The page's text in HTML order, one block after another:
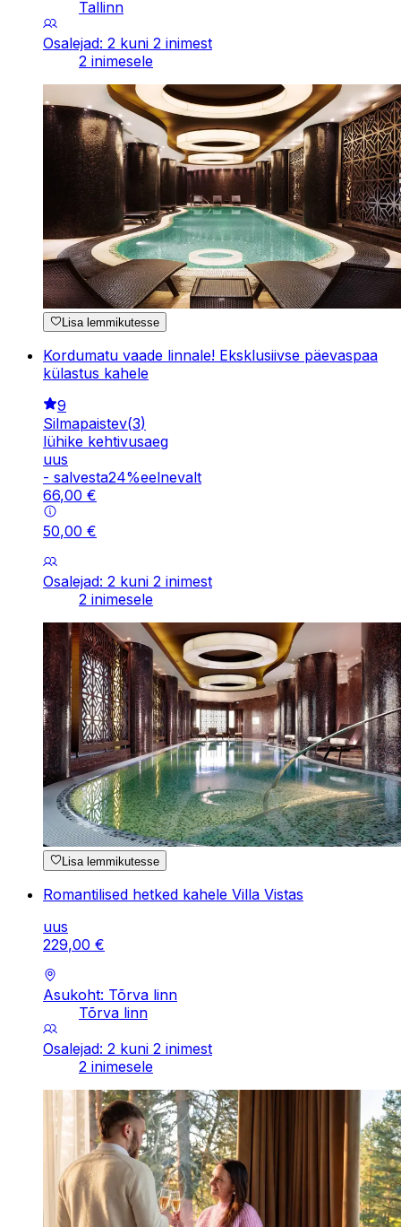
Tallinn
Osalejad: 2 kuni 2 inimest
2 inimesele
Lisa lemmikutesse
Kordumatu vaade linnale! Eksklusiivse päevaspaa
külastus kahele
9
Silmapaistev(3)
lühike kehtivusaeg
uus
- salvesta24%eelnevalt
66,00 €
50,00 €
Osalejad: 2 kuni 2 inimest
2 inimesele
Lisa lemmikutesse
Romantilised hetked kahele Villa Vistas
uus
229,00 €
Asukoht: Tõrva linn
Tõrva linn
Osalejad: 2 kuni 2 inimest
2 inimesele